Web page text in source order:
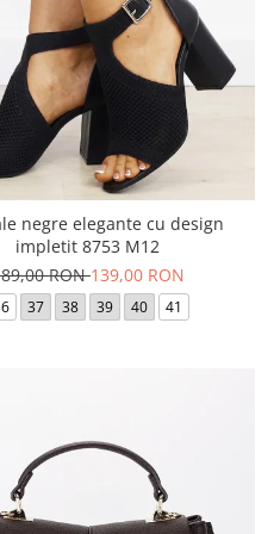
negre elegante cu design
impletit 8753 M12
RON139,00 RON
37 38 39 40 41